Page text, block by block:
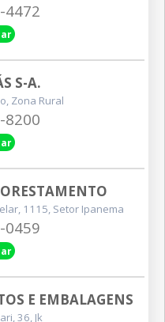
4472
S-A.
Zona Rural
8200
1115, Setor Ipanema
0459
E EMBALAGENS
36, Jk